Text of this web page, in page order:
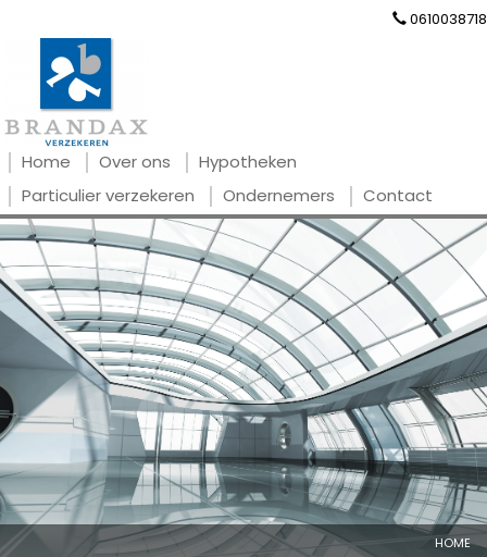
0610038718
Home Over ons
Hypotheken
Particulier verzekeren
Ondernemers Contact
HOME